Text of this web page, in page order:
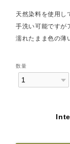
天然染料を使用し
手洗い可能ですが
濡れたまま色の薄
数量